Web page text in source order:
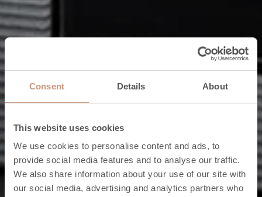
Consent Details About
This website uses cookies
We use cookies to personalise content and ads, to
provide social media features and to analyse our traffic.
We also share information about your use of our site with
our social media, advertising and analytics partners who
Vedeldade bastuugnar
Genuin